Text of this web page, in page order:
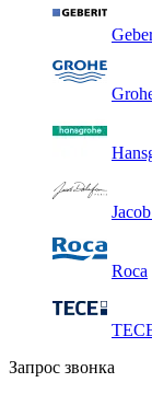
Roca
Запрос звонка